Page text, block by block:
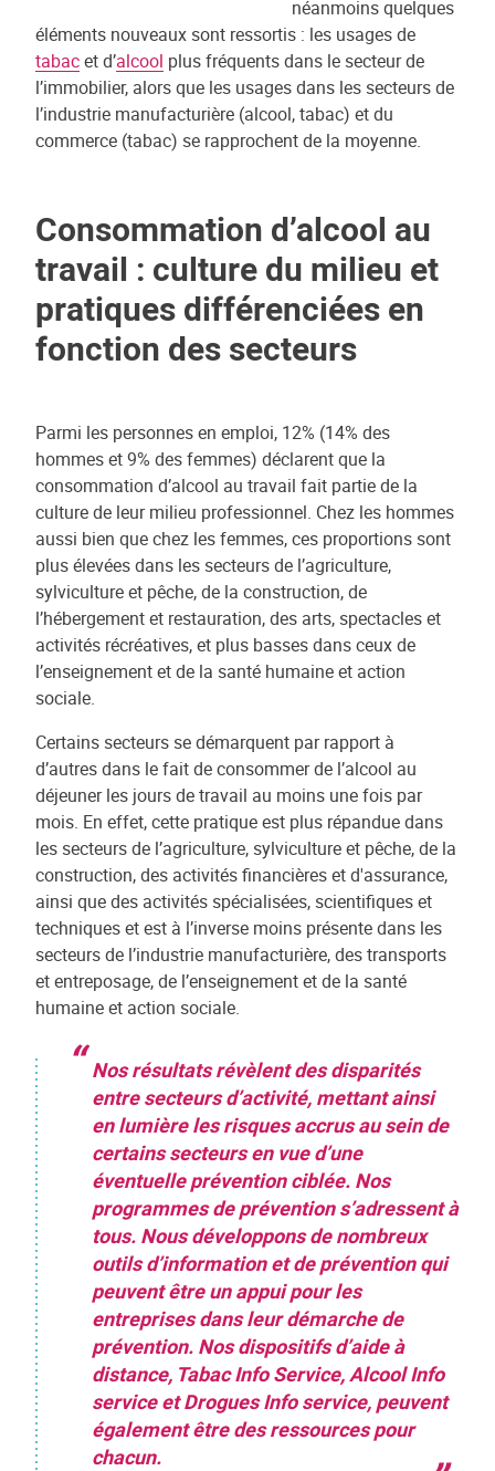
néanmoins quelques
éléments nouveaux sont ressortis : les usages de
tabacet d’alcool plus fréquents dans le secteur de
l’immobilier, alors que les usages dans les secteurs de
l’industrie manufacturière (alcool, tabac) et du
commerce (tabac) se rapprochent de la moyenne.
Consommation d’alcool au
travail : culture du milieu et
pratiques différenciées en
fonction des secteurs
Parmi les personnes en emploi, 12% (14% des
hommes et 9% des femmes) déclarent que la
consommation d’alcool au travail fait partie de la
culture de leur milieu professionnel. Chez les hommes
aussi bien que chez les femmes, ces proportions sont
plus élevées dans les secteurs de l’agriculture,
sylviculture et pêche, de la construction, de
l’hébergement et restauration, des arts, spectacles et
activités récréatives, et plus basses dans ceux de
l’enseignement et de la santé humaine et action
sociale.
Certains secteurs se démarquent par rapport à
d’autres dans le fait de consommer de l’alcool au
déjeuner les jours de travail au moins une fois par
mois. En effet, cette pratique est plus répandue dans
les secteurs de l’agriculture, sylviculture et pêche, de la
construction, des activités financières et d'assurance,
ainsi que des activités spécialisées, scientifiques et
techniques et est à l’inverse moins présente dans les
secteurs de l’industrie manufacturière, des transports
et entreposage, de l’enseignement et de la santé
humaine et action sociale.
Nos résultats révèlent des disparités
entre secteurs d’activité, mettant ainsi
en lumière les risques accrus au sein de
certains secteurs en vue d’une
éventuelle prévention ciblée. Nos
programmes de prévention s’adressent à
tous. Nous développons de nombreux
outils d’information et de prévention qui
peuvent être un appui pour les
entreprises dans leur démarche de
prévention. Nos dispositifs d’aide à
distance, Tabac Info Service, Alcool Info
service et Drogues Info service, peuvent
également être des ressources pour
chacun.